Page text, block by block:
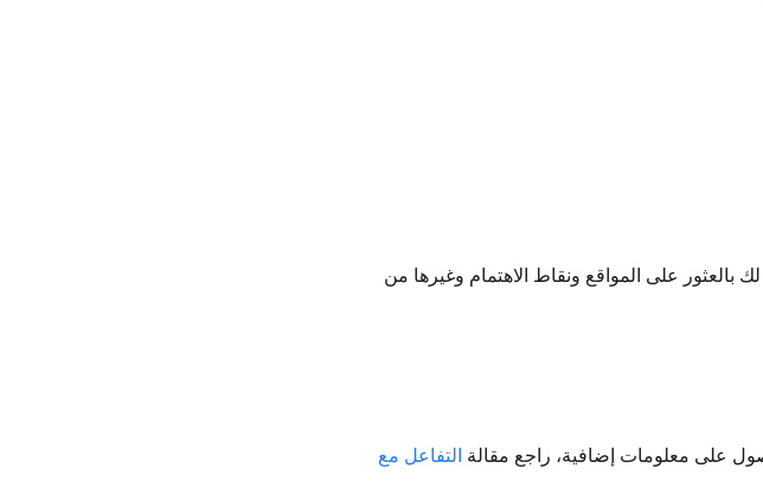
بالعثور على المواقع ونقاط الاهتمام وغيرها من
على معلومات إضافية، راجع مقالة التفاعل مع